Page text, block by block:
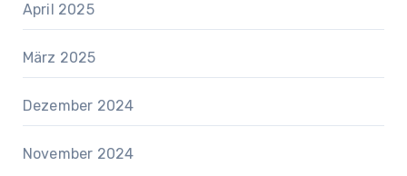
April 2025
März 2025
Dezember 2024
November 2024